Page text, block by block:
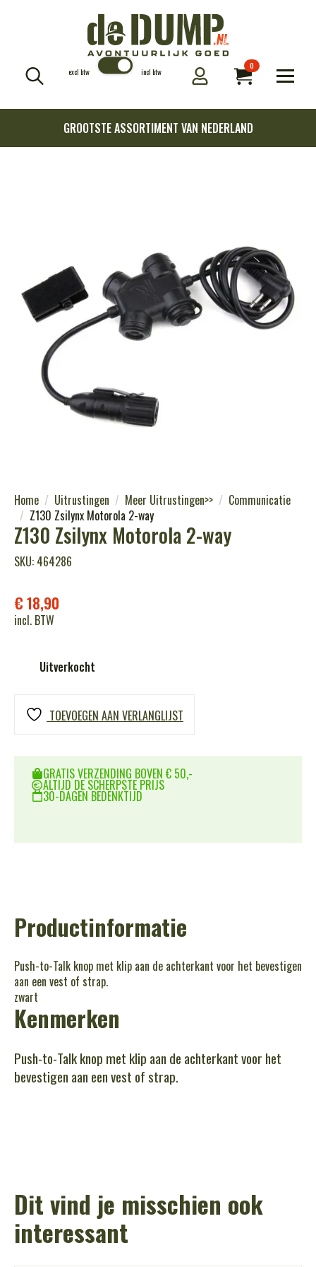
excl btw incl btw
0
GROOTSTE ASSORTIMENT VAN NEDERLAND
Home Uitrustingen Meer Uitrustingen>>
Communicatie
Z130 Zsilynx Motorola 2-way
Z130 Zsilynx Motorola 2-way
SKU: 464286
€18,90
incl. BTW
Uitverkocht
TOEVOEGEN AAN VERLANGLIJST
GRATIS VERZENDING BOVEN € 50,-
ALTIJD DE SCHERPSTE PRIJS
30-DAGEN BEDENKTIJD
Productinformatie
Push-to-Talk knop met klip aan de achterkant voor het bevestigen
aan een vest of strap.
zwart
Kenmerken
Push-to-Talk knop met klip aan de achterkant voor het
bevestigen aan een vest of strap.
Dit vind je misschien ook
interessant